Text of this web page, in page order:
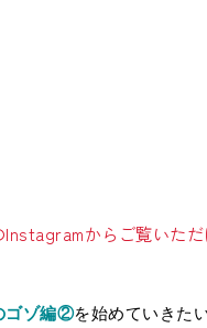
からご覧いただ
ゴゾ編②を始めていきた